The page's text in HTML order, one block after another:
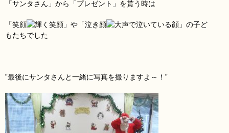
「サンタさん 」から「プレゼント 」を貰う時は
「笑顔 」や「泣き顔
」の子ど
もたちでした
”最後にサンタさんと一緒に写真を撮りますよ～！”